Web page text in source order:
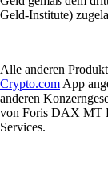
Geld-Institute)
Alle anderen
Crypto.com App
anderen
von Foris DAX MT
Services.